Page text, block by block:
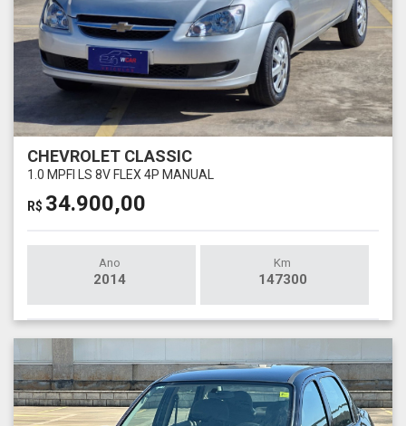
CHEVROLET CLASSIC
1.0 MPFI LS 8V FLEX 4P MANUAL
R$ 34.900,00
Ano
2014
Km
147300